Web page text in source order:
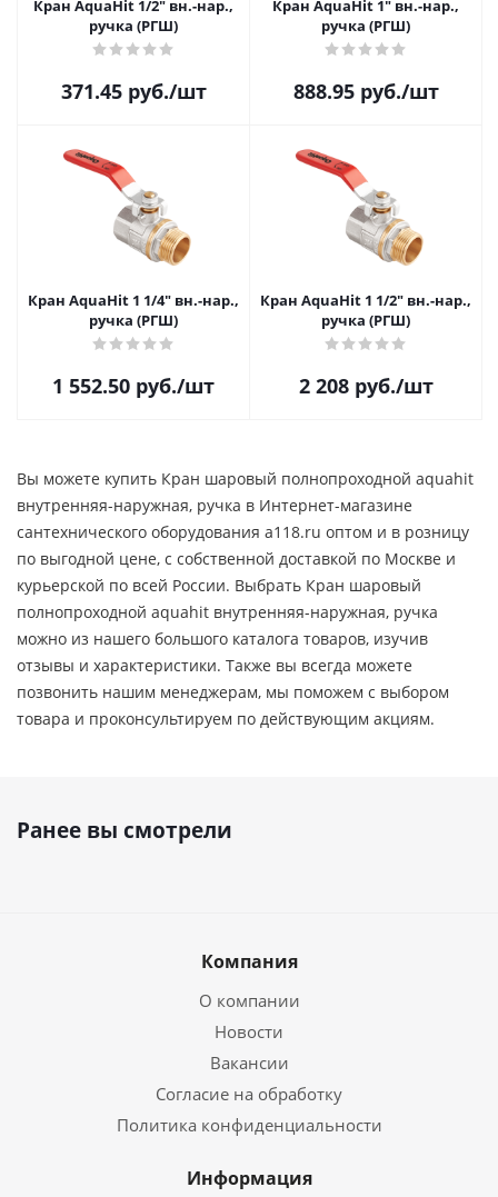
Кран AquaHit 1/2" вн.-нар.,
ручка (РГШ)
371.45руб./шт
Кран AquaHit 1" вн.-нар.,
ручка (РГШ)
888.95руб./шт
Кран AquaHit 1 1/4" вн.-нар.,
ручка (РГШ)
1 552.50 руб./шт
Кран AquaHit 1 1/2" вн.-нар.,
ручка (РГШ)
2 208руб./шт
Вы можете купить Кран шаровый полнопроходной aquahit
внутренняя-наружная, ручка в Интернет-магазине
сантехнического оборудования a118.ru оптом и в розницу
по выгодной цене, c собственной доставкой по Москве и
курьерской по всей России. Выбрать Кран шаровый
полнопроходной aquahit внутренняя-наружная, ручка
можно из нашего большого каталога товаров, изучив
отзывы и характеристики. Также вы всегда можете
позвонить нашим менеджерам, мы поможем с выбором
товара и проконсультируем по действующим акциям.
Ранее вы смотрели
Компания
О компании
Новости
Вакансии
Согласие на обработку
Политика конфиденциальности
Информация